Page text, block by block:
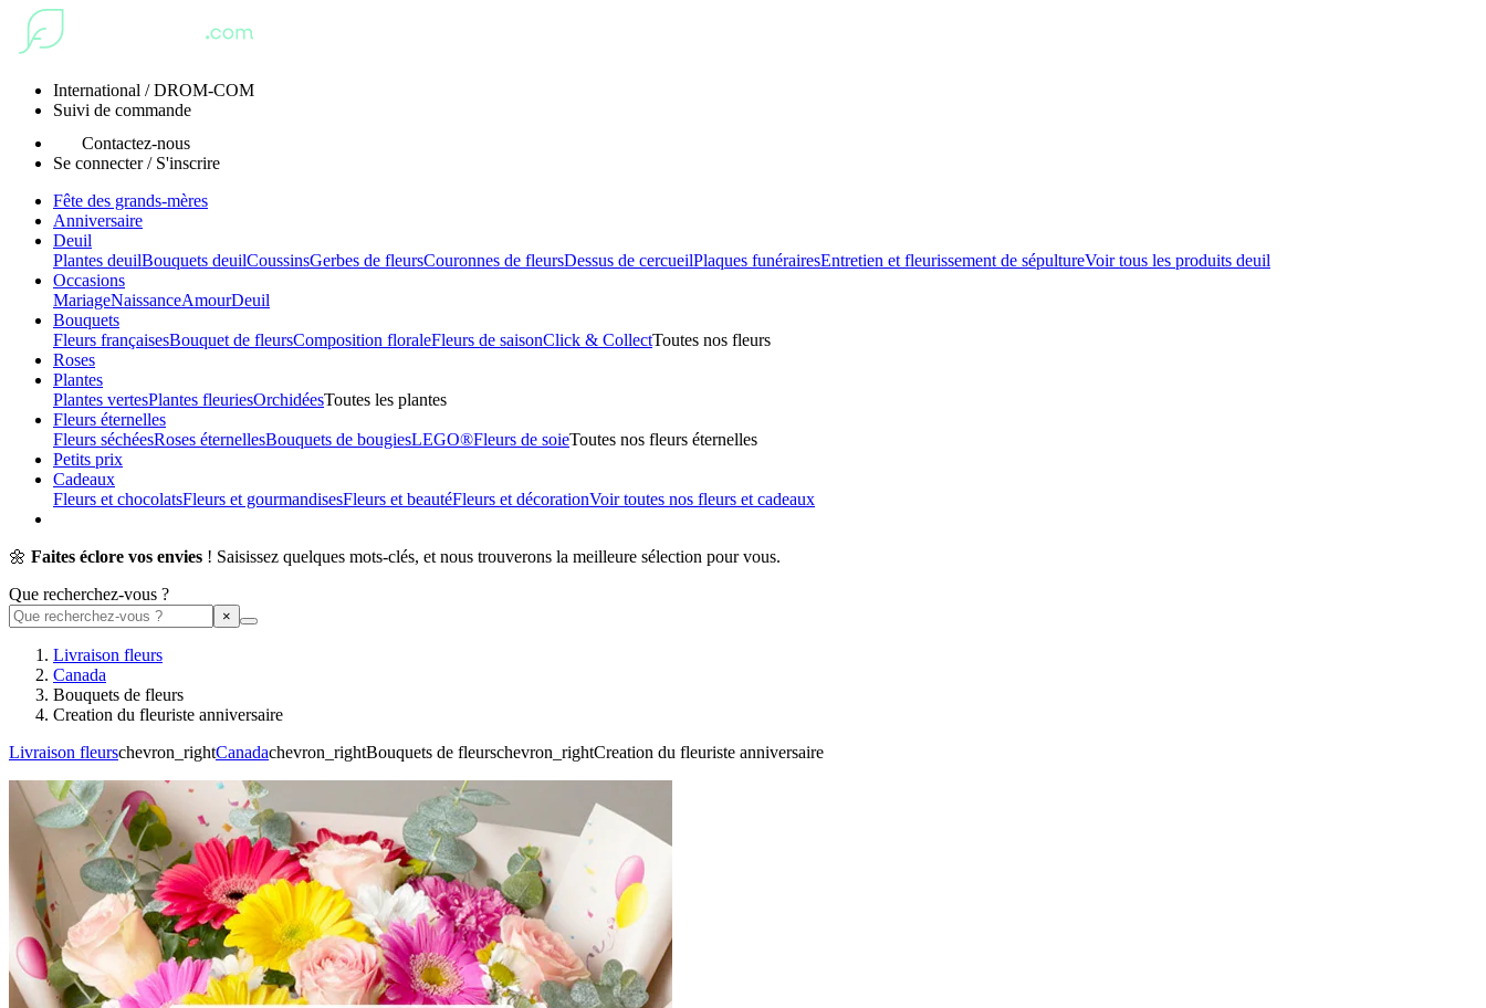
International / DROM-COM
Suivi de commande
Contactez-nous
Se connecter / S'inscrire
Fête des grands-mères
Anniversaire
Deuil
Plantes deuilBouquets deuilCoussinsGerbes de fleursCouronnes de fleursDessus de cercueilPlaques funérairesEntretien et fleurissement de sépultureVoir tous les produits deuil
Occasions
MariageNaissanceAmourDeuil
Bouquets
Fleurs françaisesBouquet de fleursComposition floraleFleurs de saisonClick & CollectToutes nos fleurs
Roses
Plantes
Plantes vertesPlantes fleuriesOrchidéesToutes les plantes
Fleurs éternelles
Fleurs séchéesRoses éternellesBouquets de bougiesLEGO®Fleurs de soieToutes nos fleurs éternelles
Petits prix
Cadeaux
Fleurs et chocolatsFleurs et gourmandisesFleurs et beautéFleurs et décorationVoir toutes nos fleurs et cadeaux
🌼 Faites éclore vos envies ! Saisissez quelques mots-clés, et nous trouverons la meilleure sélection pour vous.
Que recherchez-vous ?
Livraison fleurs
Canada
Bouquets de fleurs
Creation du fleuriste anniversaire
Livraison fleurschevron_rightCanadachevron_rightBouquets de fleurschevron_rightCreation du fleuriste anniversaire